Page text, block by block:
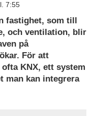
7:55
fastighet, som till
och ventilation, blir
på
För att
KNX, ett system
man kan integrera